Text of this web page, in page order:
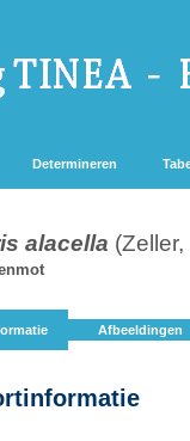
Determineren
alacella
Afbeeldingen